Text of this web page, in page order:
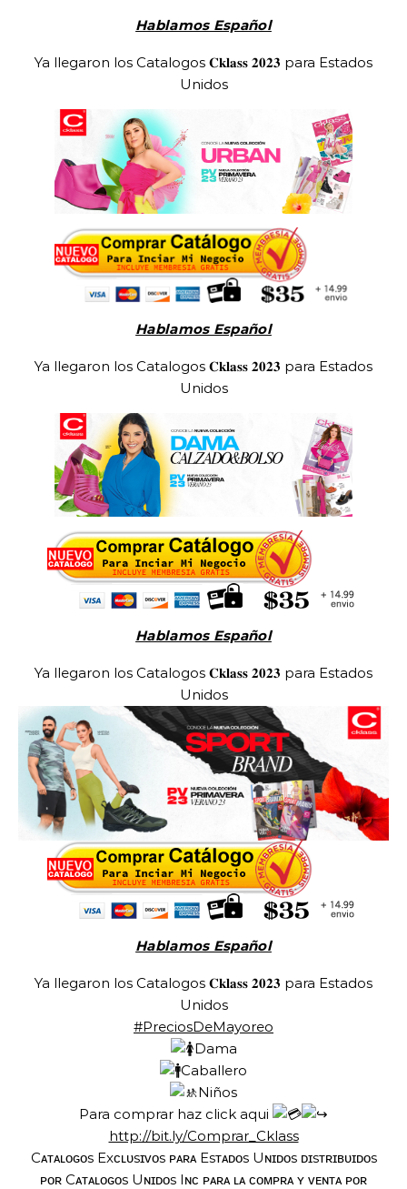
Hablamos Español
Ya llegaron los Catalogos 𝐂𝐤𝐥𝐚𝐬𝐬 𝟐𝟎𝟐𝟑 para Estados
Unidos
Hablamos Español
Ya llegaron los Catalogos 𝐂𝐤𝐥𝐚𝐬𝐬 𝟐𝟎𝟐𝟑 para Estados
Unidos
Hablamos Español
Ya llegaron los Catalogos 𝐂𝐤𝐥𝐚𝐬𝐬 𝟐𝟎𝟐𝟑 para Estados
Unidos
Hablamos Español
Ya llegaron los Catalogos 𝐂𝐤𝐥𝐚𝐬𝐬 𝟐𝟎𝟐𝟑 para Estados
Unidos
#PreciosDeMayoreo
Dama
Caballero
Niños
Para comprar haz click aqui
http://bit.ly/Comprar_Cklass
Cᴀᴛᴀʟᴏɢᴏs Exᴄʟᴜsɪᴠᴏs ᴘᴀʀᴀ Esᴛᴀᴅᴏs Uɴɪᴅᴏs ᴅɪsᴛʀɪʙᴜɪᴅᴏs
ᴘᴏʀ Cᴀᴛᴀʟᴏɢᴏs Uɴɪᴅᴏs Iɴᴄ ᴘᴀʀᴀ ʟᴀ ᴄᴏᴍᴘʀᴀ ʏ ᴠᴇɴᴛᴀ ᴘᴏʀ